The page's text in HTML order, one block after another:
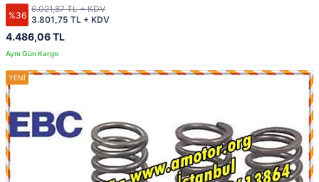
%36
4.486,06 TL
3.801,75 TL + KDV
6.021,87 TL + KDV